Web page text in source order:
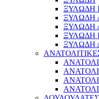
ΞΥΛΩΔΗ
ΞΥΛΩΔΗ
ΞΥΛΩΔΗ
ΞΥΛΩΔΗ
ΞΥΛΩΔΗ